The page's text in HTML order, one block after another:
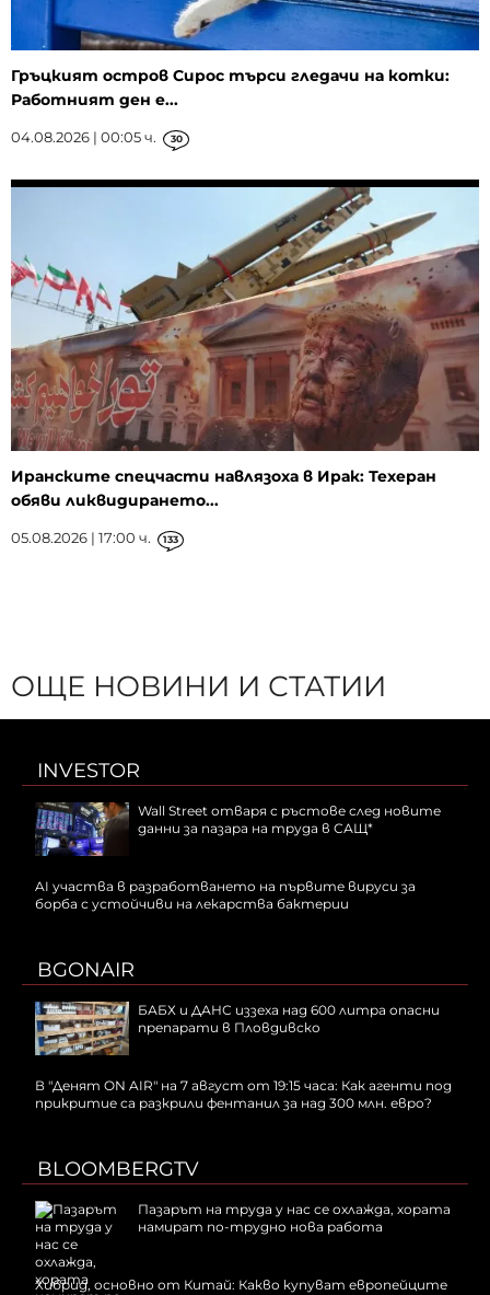
Гръцкият остров Сирос търси гледачи на котки:
Работният ден е...
04.08.2026 | 00:05 ч. 30
Иранските спецчасти навлязоха в Ирак: Техеран
обяви ликвидирането...
05.08.2026 | 17:00 ч. 133
ОЩЕ НОВИНИ И СТАТИИ
INVESTOR
Wall Street отваря с ръстове след новите
данни за пазара на труда в САЩ*
AI участва в разработването на първите вируси за
борба с устойчиви на лекарства бактерии
BGONAIR
БАБХ и ДАНС иззеха над 600 литра опасни
препарати в Пловдивско
В "Денят ON AIR" на 7 август от 19:15 часа: Как агенти под
прикритие са разкрили фентанил за над 300 млн. евро?
BLOOMBERGTV
Пазарът на труда у нас се охлажда, хората
намират по-трудно нова работа
Хибрид, основно от Китай: Какво купуват европейците